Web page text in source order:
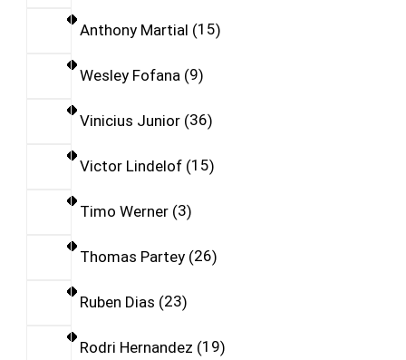
Anthony Martial 15
Wesley Fofana 9
Vinicius Junior 36
Victor Lindelof 15
Timo Werner 3
Thomas Partey 26
Ruben Dias 23
Rodri Hernandez 19